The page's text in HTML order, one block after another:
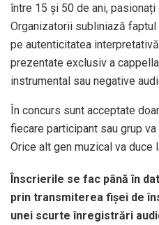
între 15 și 50 de ani,
Organizatorii subliniază
pe autenticitatea
prezentate exclusiv a
instrumental sau negative
În concurs sunt acceptate
fiecare participant sau grup
Orice alt gen muzical va duce
Înscrierile se fac până în
prin transmiterea fișei de
unei scurte înregistrări